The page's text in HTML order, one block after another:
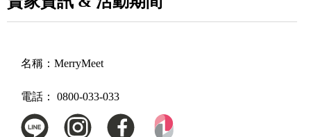
名稱： MerryMeet
電話： 0800-033-033